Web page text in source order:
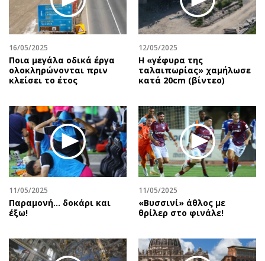
Εικαστικά
Βιβλίο
Χειρόγραφα
Προσφορές
Προσωπικότητες στην ''Κ''
Επιστολές
16/05/2025
Ποια μεγάλα οδικά έργα
ολοκληρώνονται πριν
κλείσει το έτος
12/05/2025
H «γέφυρα της
ταλαιπωρίας» χαμήλωσε
κατά 20cm (βίντεο)
11/05/2025
Παραμονή… δοκάρι και
έξω!
11/05/2025
«Βυσσινί» άθλος με
θρίλερ στο φινάλε!